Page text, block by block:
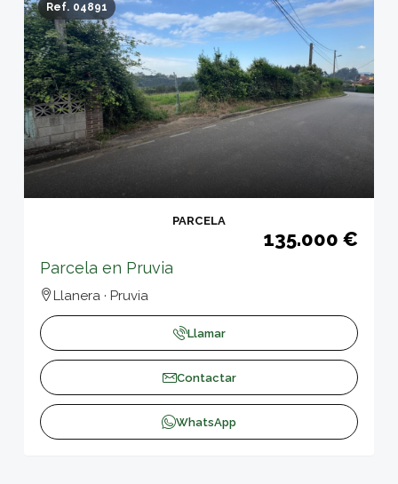
Ref. 04891
PARCELA
135.000 €
Parcela en Pruvia
Llanera · Pruvia
Llamar
Contactar
WhatsApp